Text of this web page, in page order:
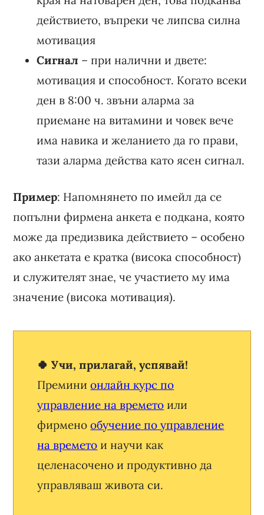
действието, въпреки че липсва силна
мотивация
Сигнал – при налични и двете:
мотивация и способност. Когато всеки
ден в 8:00 ч. звъни аларма за
приемане на витамини и човек вече
има навика и желанието да го прави,
тази аларма действа като ясен сигнал.
Пример: Напомнянето по имейл да се
попълни фирмена анкета е подкана, която
може да предизвика действието – особено
ако анкетата е кратка (висока способност)
и служителят знае, че участието му има
значение (висока мотивация).
🍀 Учи, прилагай, успявай!
Преминионлайн курс по
управление на времето или
фирменообучение по управление
на времето и научи как
целенасочено и продуктивно да
управляваш живота си.